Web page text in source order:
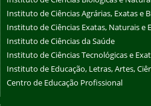
Instituto de Ciências Agrárias, Exatas e
Instituto de Ciências Exatas, Naturais e
Instituto de Ciências da Saúde
Instituto de Ciências Tecnológicas e
Instituto de Educação, Letras, Artes,
Centro de Educação Profissional